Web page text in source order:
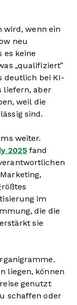
wird, wenn ein
neu
es keine
„qualifiziert“
deutlich bei KI-
liefern, aber
weil die
sind.
weiter.
2025fand
im
die die
sie
liegen, können
genutzt
schaffen oder